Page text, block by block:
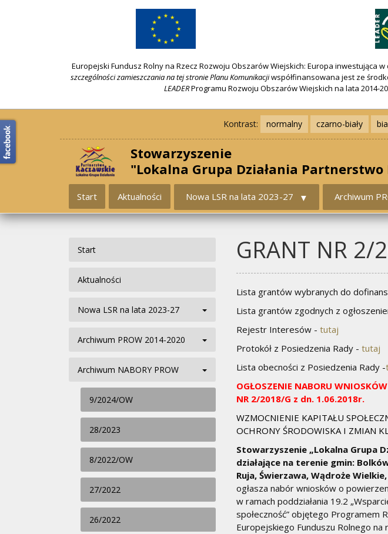
Europejski Fundusz Rolny na Rzecz Rozwoju Obszarów Wiejskich: Europa inwestująca
szczególności zamieszczania na tej stronie Planu Komunikacjiwspółfinansowana jest ze
LEADERProgramu Rozwoju Obszarów Wiejskich na lata 2014-
Kontrast: normalny czarno-biały
Stowarzyszenie
"Lokalna Grupa Działania Partnerstwo
Start Aktualności Nowa LSR na lata 2023-27 Archiwum
Start
Aktualności
Nowa LSR na lata 2023-27
Archiwum PROW 2014-2020
Archiwum NABORY PROW
9/2024/OW
28/2023
8/2022/OW
27/2022
26/2022
GRANT NR 2/
Lista grantów wybranych do
Lista grantów zgodnych z
Rejestr Interesów - tutaj
Protokół z Posiedzenia Rady - tutaj
Lista obecności z Posiedzenia Rady -
OGŁOSZENIE NABORU
NR 2/2018/G z dn. 1.06.2018r.
WZMOCNIENIE KAPITAŁU
OCHRONY ŚRODOWISKA I ZMIAN
Stowarzyszenie „Lokalna Grupa
działające na terenie gmin:
Ruja, Świerzawa, Wądroże
ogłasza nabór wniosków o
w ramach poddziałania 19.2
społeczność” objętego Programem
Europejskiego Funduszu Rolnego